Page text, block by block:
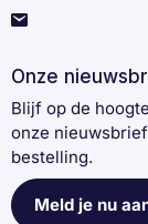
Onze
Blijf op de
onze
bestelling.
Meld je nu